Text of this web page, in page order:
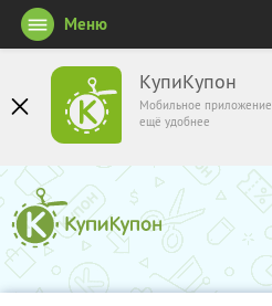
КупиКупон
Мобильное приложение
ещё удобнее
Меню